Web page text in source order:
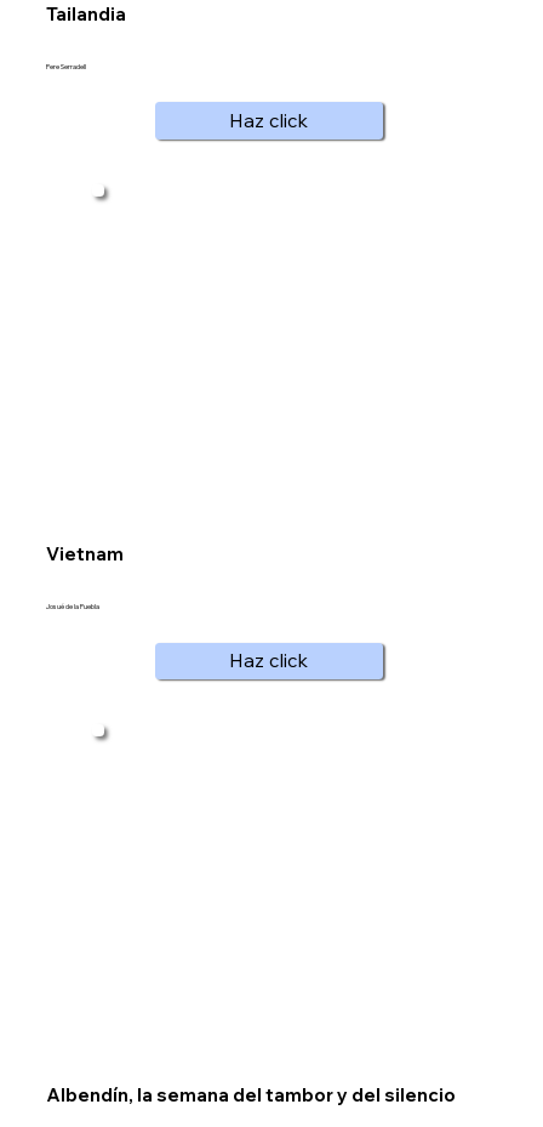
Tailandia
Pere Serradell
Haz click
Vietnam
Josué de la Puebla
Haz click
Albendín, la semana del tambor y del silencio